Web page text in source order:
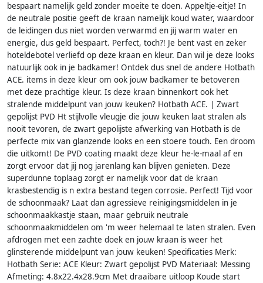
bespaart namelijk geld zonder moeite te doen. Appeltje-eitje! In
de neutrale positie geeft de kraan namelijk koud water, waardoor
de leidingen dus niet worden verwarmd en jij warm water en
energie, dus geld bespaart. Perfect, toch?! Je bent vast en zeker
hoteldebotel verliefd op deze kraan en kleur. Dan wil je deze looks
natuurlijk ook in je badkamer! Ontdek dus snel de andere Hotbath
ACE. items in deze kleur om ook jouw badkamer te betoveren
met deze prachtige kleur. Is deze kraan binnenkort ook het
stralende middelpunt van jouw keuken? Hotbath ACE. | Zwart
gepolijst PVD Ht stijlvolle vleugje die jouw keuken laat stralen als
nooit tevoren, de zwart gepolijste afwerking van Hotbath is de
perfecte mix van glanzende looks en een stoere touch. Een droom
die uitkomt! De PVD coating maakt deze kleur he-le-maal af en
zorgt ervoor dat jij nog jarenlang kan blijven genieten. Deze
superdunne toplaag zorgt er namelijk voor dat de kraan
krasbestendig is n extra bestand tegen corrosie. Perfect! Tijd voor
de schoonmaak? Laat dan agressieve reinigingsmiddelen in je
schoonmaakkastje staan, maar gebruik neutrale
schoonmaakmiddelen om 'm weer helemaal te laten stralen. Even
afdrogen met een zachte doek en jouw kraan is weer het
glinsterende middelpunt van jouw keuken! Specificaties Merk:
Hotbath Serie: ACE Kleur: Zwart gepolijst PVD Materiaal: Messing
Afmeting: 4.8x22.4x28.9cm Met draaibare uitloop Koude start